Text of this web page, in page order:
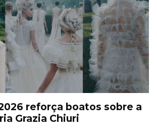
reforça boatos sobre a
Grazia Chiuri